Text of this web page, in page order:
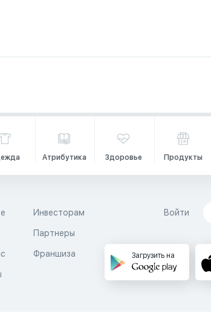
Атрибутика Здоровье Продукты
Инвесторам
Партнеры
Франшиза
Войти
Загрузить на